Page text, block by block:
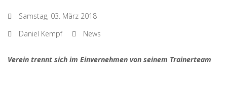
Samstag, 03. März 2018
Daniel Kempf
News
Verein trennt sich im Einvernehmen von seinem Trainerteam